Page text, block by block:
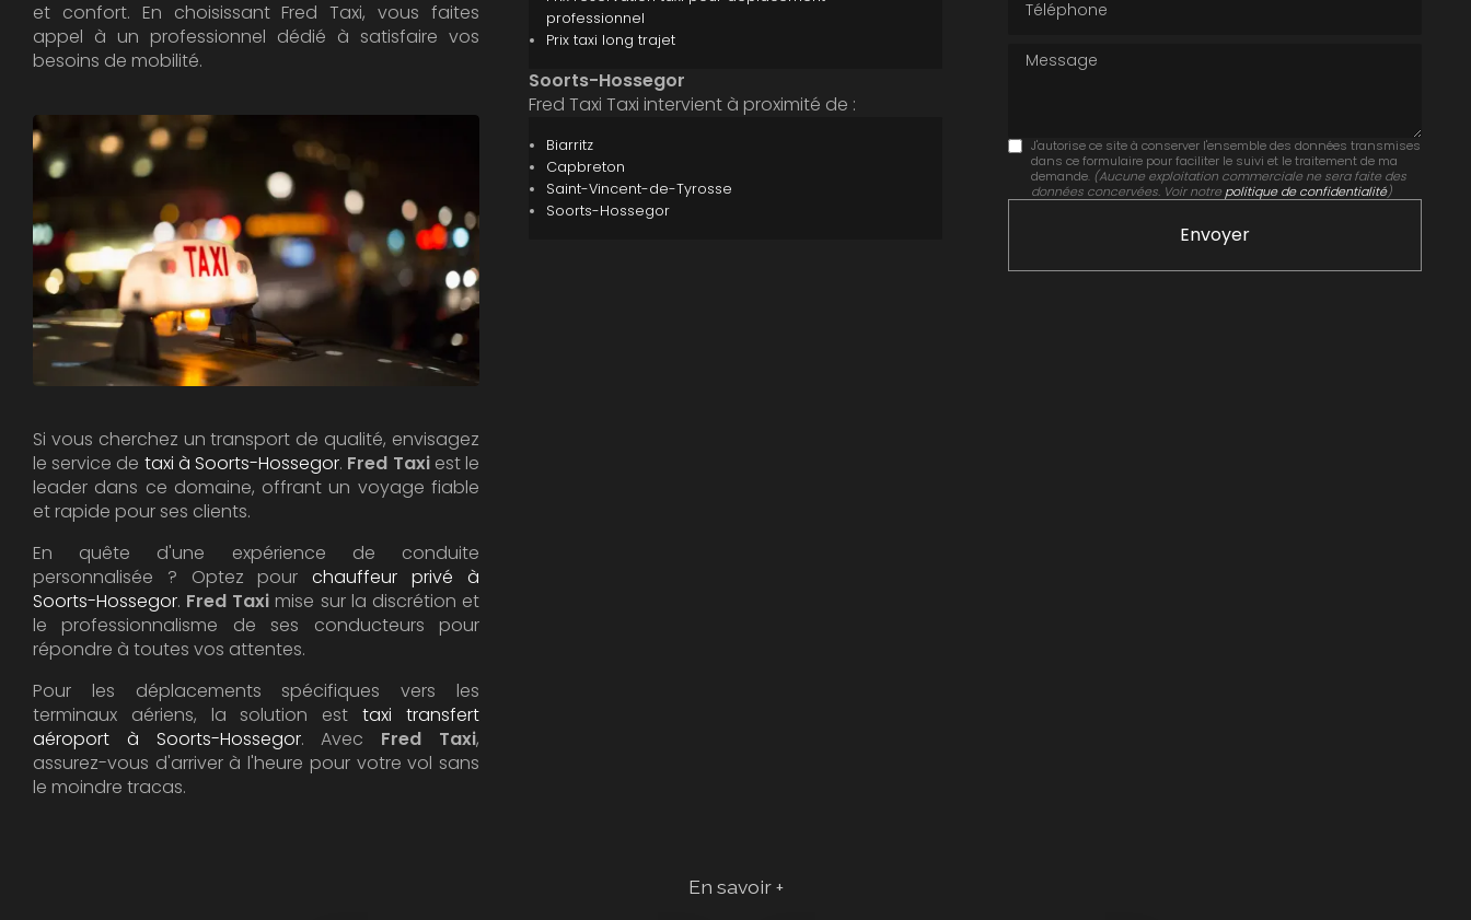
et confort. En choisissant Fred Taxi, vous faites
appel à un professionnel dédié à satisfaire vos
besoins de mobilité.
Si vous cherchez un transport de qualité, envisagez
le service de taxi à Soorts-Hossegor. Fred Taxi est le
leader dans ce domaine, offrant un voyage fiable
et rapide pour ses clients.
En quête d'une expérience de conduite
personnalisée ? Optez pourchauffeur privé à
Soorts-Hossegor. Fred Taxi mise sur la discrétion et
le professionnalisme de ses conducteurs pour
répondre à toutes vos attentes.
Pour les déplacements spécifiques vers les
terminaux aériens, la solution esttaxi transfert
aéroport à Soorts-Hossegor. Avec Fred Taxi,
assurez-vous d'arriver à l'heure pour votre vol sans
le moindre tracas.
professionnel
Prix taxi long trajet
Soorts-Hossegor
Fred Taxi Taxi intervient à proximité de :
Biarritz
Capbreton
Saint-Vincent-de-Tyrosse
Soorts-Hossegor
Message
J'autorise ce site à conserver l'ensemble des données transmises
dans ce formulaire pour faciliter le suivi et le traitement de ma
demande. (Aucune exploitation commerciale ne sera faite des
données concervées. Voir notre politique de confidentialité)
En savoir +